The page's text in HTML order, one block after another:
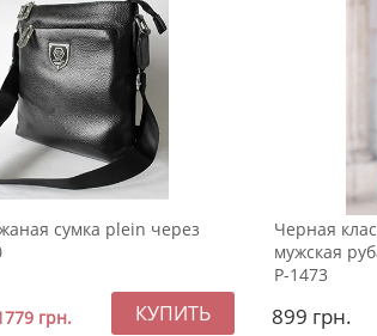
сумка plein через
грн.
Черная
мужская
Р-1473
899 грн.